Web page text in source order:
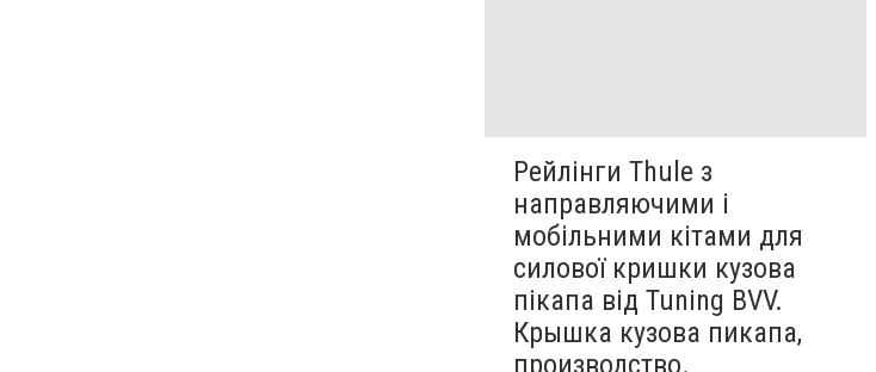
Рейлінги Thule з
направляючими і
мобільними кітами для
силової кришки кузова
пікапа від Tuning BVV.
Крышка кузова пикапа,
производство.